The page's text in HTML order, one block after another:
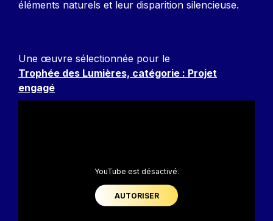
éléments naturels et leur disparition silencieuse.
Une œuvre sélectionnée pour le
Trophée des Lumières, catégorie : Projet
engagé
YouTube est désactivé.
AUTORISER